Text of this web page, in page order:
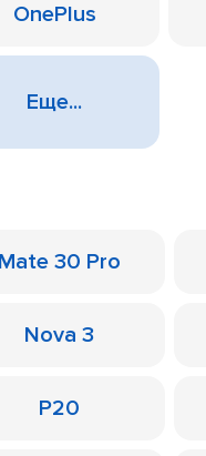
OnePlus
Еще...
Mate 30 Pro
Nova 3
P20